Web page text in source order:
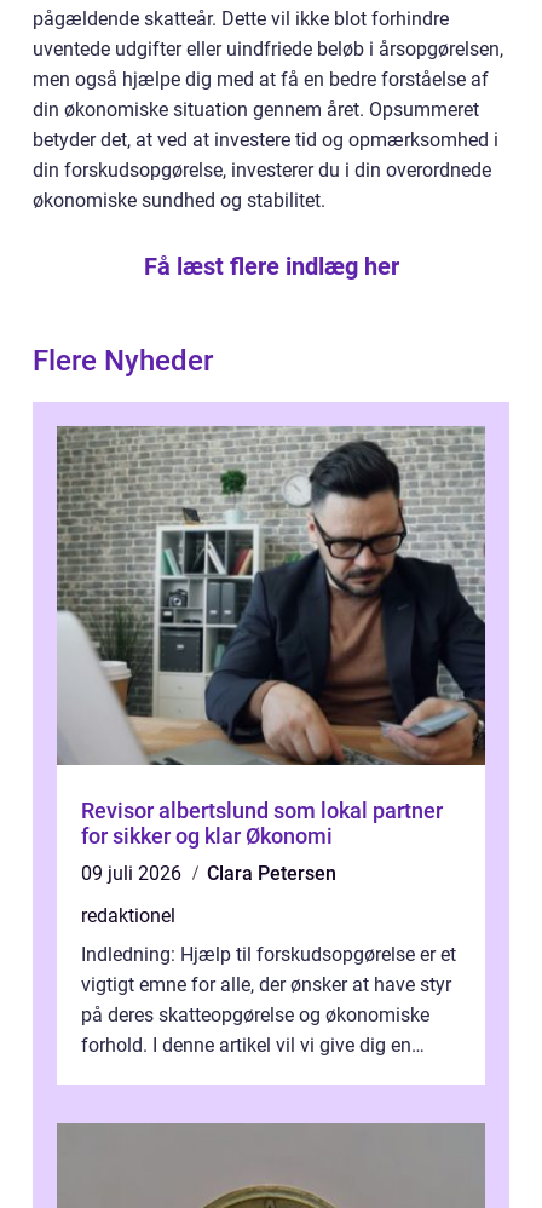
pågældende skatteår. Dette vil ikke blot forhindre
uventede udgifter eller uindfriede beløb i årsopgørelsen,
men også hjælpe dig med at få en bedre forståelse af
din økonomiske situation gennem året. Opsummeret
betyder det, at ved at investere tid og opmærksomhed i
din forskudsopgørelse, investerer du i din overordnede
økonomiske sundhed og stabilitet.
Få læst flere indlæg her
Flere Nyheder
Revisor albertslund som lokal partner
for sikker og klar Økonomi
09 juli 2026
Clara Petersen
redaktionel
Indledning: Hjælp til forskudsopgørelse er et
vigtigt emne for alle, der ønsker at have styr
på deres skatteopgørelse og økonomiske
forhold. I denne artikel vil vi give dig en